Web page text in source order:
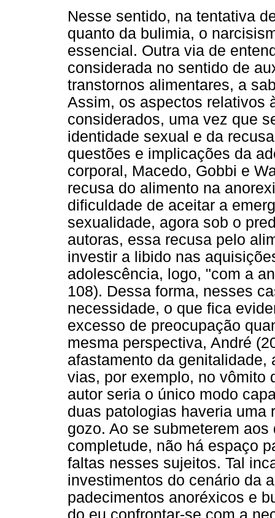
Nesse sentido, na tentativa
quanto da bulimia, o
essencial. Outra via de
considerada no sentido de
transtornos alimentares, a
Assim, os aspectos relativos
considerados, uma vez que
identidade sexual e da
questões e implicações da
corporal, Macedo, Gobbi e
recusa do alimento na
dificuldade de aceitar a
sexualidade, agora sob o
autoras, essa recusa pelo
investir a libido nas
adolescência, logo, "com a
108). Dessa forma, nesses
necessidade, o que fica
excesso de preocupação
mesma perspectiva, André
afastamento da genitalidade,
vias, por exemplo, no vômito
autor seria o único modo
duas patologias haveria uma
gozo. Ao se submeterem
completude, não há espaço
faltas nesses sujeitos. Tal
investimentos do cenário da
padecimentos anoréxicos e